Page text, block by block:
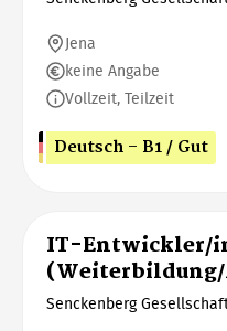
Jena
keine Angabe
Vollzeit, Teilzeit
Deutsch - B1 / Gut
IT-Entwickler/
Senckenberg